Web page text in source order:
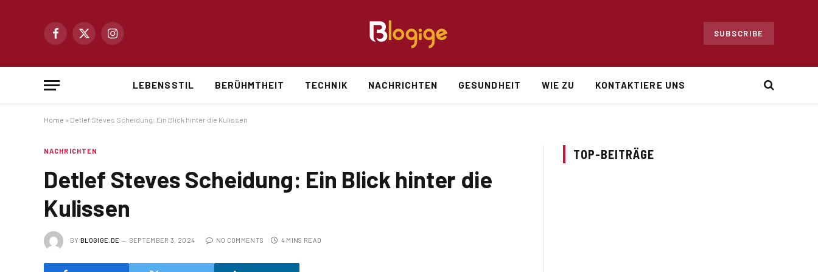
Facebook
X
Instagram
SUBSCRIBE
LEBENSSTIL BERÜHMTHEIT TECHNIK NACHRICHTEN GESUNDHEIT WIE ZU KONTAKTIERE UNS
Home » Detlef Steves Scheidung: Ein Blick hinter die Kulissen
NACHRICHTEN
Detlef Steves Scheidung: Ein Blick hinter die
Kulissen
BY BLOGIGE.DE SEPTEMBER 3, 2024 NO COMMENTS 4 MINS READ
TOP-BEITRÄGE